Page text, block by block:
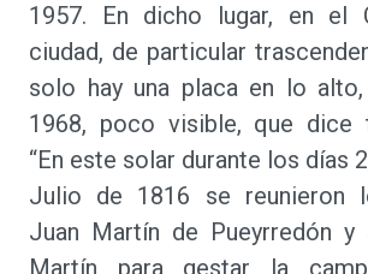
1957. En dicho lugar, en el
ciudad, de particular
solo hay una placa en lo
1968, poco visible, que dice
“En este solar durante los días
Julio de 1816 se reunieron
Juan Martín de Pueyrredón y
Martín para gestar la